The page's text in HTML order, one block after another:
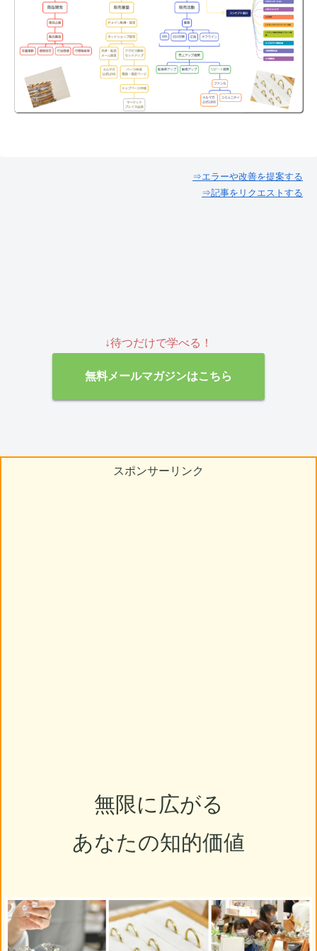
⇒エラーや改善を提案する
⇒記事をリクエストする
↓待つだけで学べる！
無料メールマガジンはこちら
スポンサーリンク
無限に広がる
あなたの知的価値